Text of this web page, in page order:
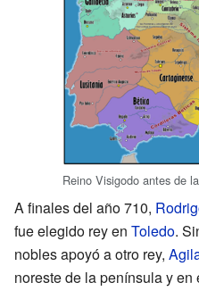
Reino Visigodo antes de
A finales del año 710,
fue elegido rey en Toledo.
nobles apoyó a otro rey,
noreste de la península y en